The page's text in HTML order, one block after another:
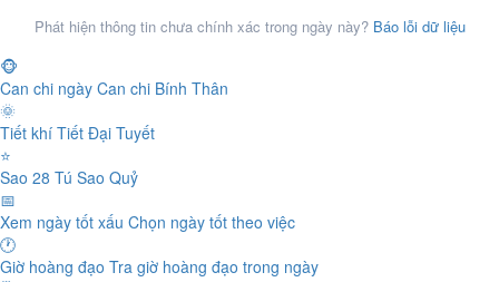
Phát hiện thông tin chưa chính xác trong ngày này? Báo lỗi dữ liệu
🐵
Can chi ngày Can chi Bính Thân
🌞
Tiết khí Tiết Đại Tuyết
⭐
Sao 28 Tú Sao Quỷ
📅
Xem ngày tốt xấu Chọn ngày tốt theo việc
🕐
Giờ hoàng đạo Tra giờ hoàng đạo trong ngày